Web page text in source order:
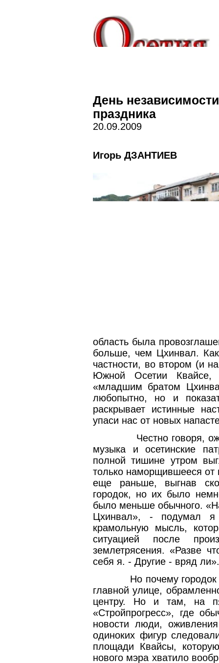
День
праздника
20.09.2009
Игорь ДЗАНТИЕВ
область была
больше, чем Цхинвал.
частности, во втором (и
Южной Осетии Квайсе,
«младшим братом
любопытно, но и
раскрывает истинные
упаси нас от новых
Честно говоря,
музыка и осетинские
полной тишине утром
только наморщившееся от
еще раньше, выгнав
городок, но их было
было меньше обычного.
Цхинвал», - подумал
крамольную мысль,
ситуацией после
землетрясения. «Разве
себя я. - Другие - вряд ли».
Но почему
главной улице,
центру. Но и там, на
«Стройпрогресс», где
новости люди,
одиноких фигур
площади Квайсы,
нового мэра хватило